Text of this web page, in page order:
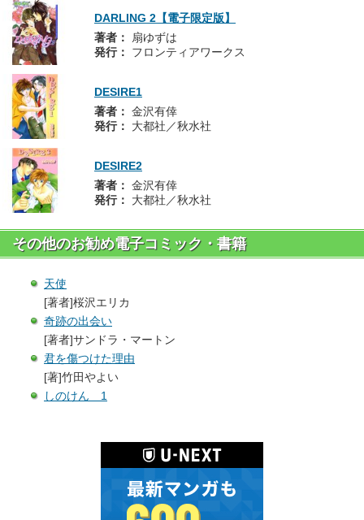
DARLING 2【電子限定版】
著者：
扇ゆずは
発行：
フロンティアワークス
DESIRE1
著者： 金沢有倖
発行：
大都社／秋水社
DESIRE2
著者： 金沢有倖
発行：
大都社／秋水社
その他のお勧め電子コミック・書籍
天使
[著者]桜沢エリカ
奇跡の出会い
[著者]サンドラ・マートン
君を傷つけた理由
[著]竹田やよい
しのけん 1